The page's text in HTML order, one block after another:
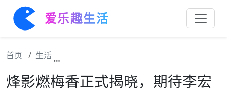
爱乐趣生活
首页 生活
烽影燃梅香正式揭晓，期待李宏